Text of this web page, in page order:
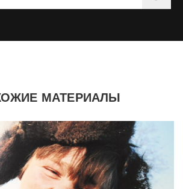
МАТЕРИАЛЫ